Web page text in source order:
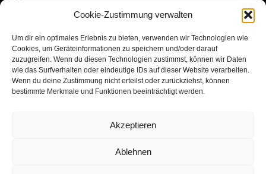
Cookie-Zustimmung verwalten
Um dir ein optimales Erlebnis zu bieten, verwenden wir Technologien wie
Cookies, um Geräteinformationen zu speichern und/oder darauf
zuzugreifen. Wenn du diesen Technologien zustimmst, können wir Daten
wie das Surfverhalten oder eindeutige IDs auf dieser Website verarbeiten.
Wenn du deine Zustimmung nicht erteilst oder zurückziehst, können
bestimmte Merkmale und Funktionen beeinträchtigt werden.
Akzeptieren
Ablehnen
Folge dem ULC Bludenz
Klicke hier, um Marketing-Cookies zu